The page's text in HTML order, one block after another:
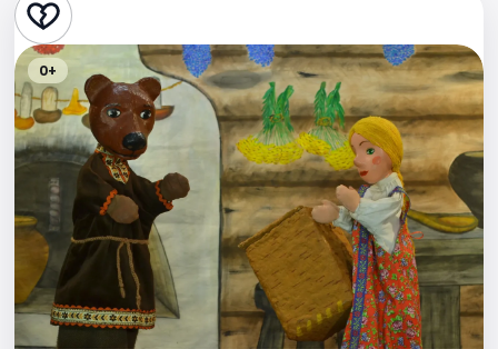
Стендап
Выставки
Квесты
Экскурсии
Спорт
События
0+